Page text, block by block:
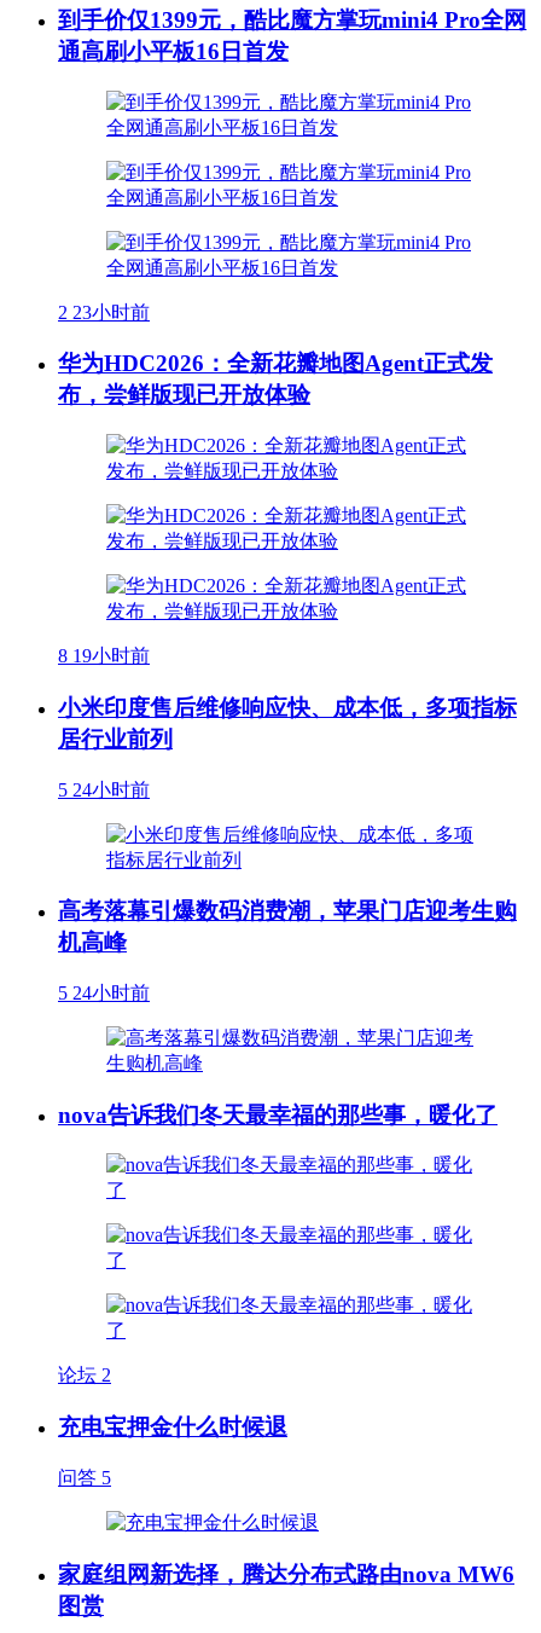
到手价仅1399元，酷比魔方掌玩mini4 Pro全网
通高刷小平板16日首发
2 23小时前
华为HDC2026：全新花瓣地图Agent正式发
布，尝鲜版现已开放体验
8 19小时前
小米印度售后维修响应快、成本低，多项指标
居行业前列
5 24小时前
高考落幕引爆数码消费潮，苹果门店迎考生购
机高峰
5 24小时前
nova告诉我们冬天最幸福的那些事，暖化了
论坛 2
充电宝押金什么时候退
问答 5
家庭组网新选择，腾达分布式路由nova MW6
图赏